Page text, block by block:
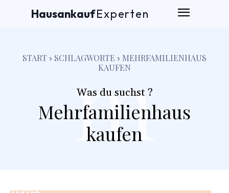
HausankaufExperten
START SCHLAGWORTE
MEHRFAMILIENHAUS
KAUFEN
Was du suchst ?
Mehrfamilienhaus
kaufen
m